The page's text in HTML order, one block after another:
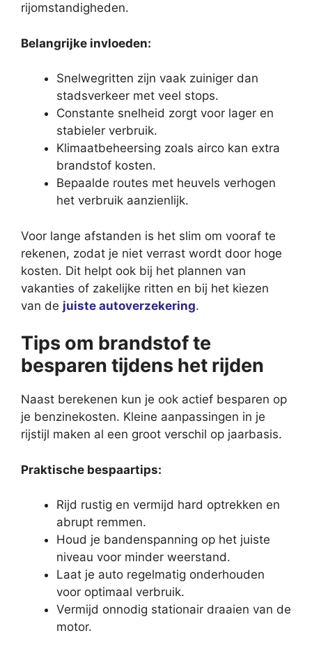
rijomstandigheden.
Belangrijke invloeden:
Snelwegritten zijn vaak zuiniger dan
stadsverkeer met veel stops.
Constante snelheid zorgt voor lager en
stabieler verbruik.
Klimaatbeheersing zoals airco kan extra
brandstof kosten.
Bepaalde routes met heuvels verhogen
het verbruik aanzienlijk.
Voor lange afstanden is het slim om vooraf te
rekenen, zodat je niet verrast wordt door hoge
kosten. Dit helpt ook bij het plannen van
vakanties of zakelijke ritten en bij het kiezen
van de juiste autoverzekering.
Tips om brandstof te
besparen tijdens het rijden
Naast berekenen kun je ook actief besparen op
je benzinekosten. Kleine aanpassingen in je
rijstijl maken al een groot verschil op jaarbasis.
Praktische bespaartips:
Rijd rustig en vermijd hard optrekken en
abrupt remmen.
Houd je bandenspanning op het juiste
niveau voor minder weerstand.
Laat je auto regelmatig onderhouden
voor optimaal verbruik.
Vermijd onnodig stationair draaien van de
motor.